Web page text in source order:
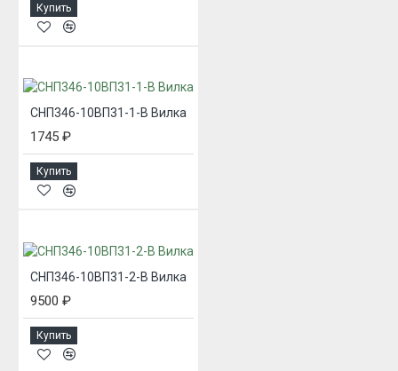
Купить
СНП346-10ВП31-1-В Вилка
1745 ₽
Купить
СНП346-10ВП31-2-В Вилка
9500 ₽
Купить